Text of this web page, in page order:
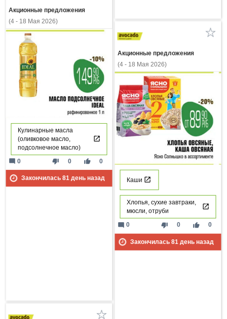
Акционные предложения
(4 - 18 Мая 2026)
Кулинарные масла
(оливковое масло,
подсолнечное масло)
thumb_down 0 thumb_up 0
mode_comment 0
Закончилась 81день назад
Акционные предложения
(4 - 18 Мая 2026)
Каши
Хлопья, сухие завтраки,
мюсли, отруби
thumb_down 0 thumb_up 0
mode_comment 0
Закончилась 81 день назад